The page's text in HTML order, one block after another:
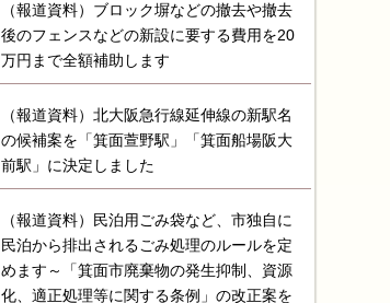
（報道資料）ブロック塀などの撤去や撤去
後のフェンスなどの新設に要する費用を20
万円まで全額補助します
（報道資料）北大阪急行線延伸線の新駅名
の候補案を「箕面萱野駅」「箕面船場阪大
前駅」に決定しました
（報道資料）民泊用ごみ袋など、市独自に
民泊から排出されるごみ処理のルールを定
めます～「箕面市廃棄物の発生抑制、資源
化、適正処理等に関する条例」の改正案を